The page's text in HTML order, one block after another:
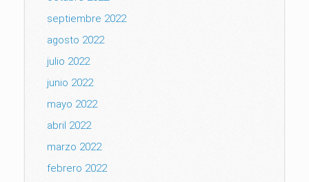
septiembre 2022
agosto 2022
julio 2022
junio 2022
mayo 2022
abril 2022
marzo 2022
febrero 2022